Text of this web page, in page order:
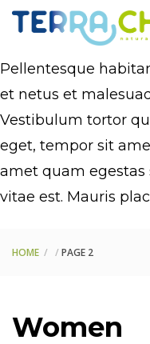
Pellentesque
et netus et
Vestibulum tortor
eget, tempor sit
amet quam egestas
vitae est. Mauris
HOME PAGE 2
Women